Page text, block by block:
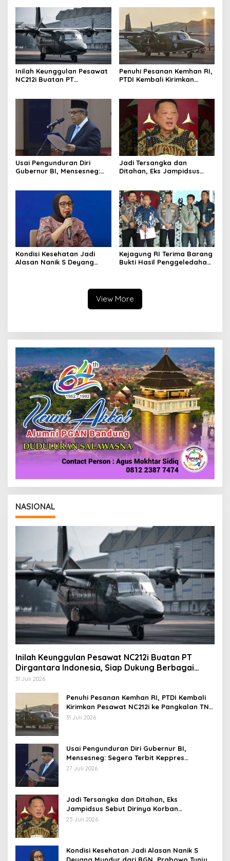
Inilah Keunggulan Pesawat
NC212i Buatan PT
Penuhi Pesanan Kemhan RI,
PTDI Kembali Kirimkan
Usai Pengunduran Diri
Gubernur BI, Mensesneg:
Jadi Tersangka dan
Ditahan, Eks Jampidsus
Kondisi Kesehatan Jadi
Alasan Nanik S Deyang
Kejagung RI Terima Barang
Bukti Hasil Penggeledahan
View More
NASIONAL
Inilah Keunggulan Pesawat NC212i Buatan PT
Dirgantara Indonesia, Siap Dukung Berbagai
Operasi TNI
31 Juli 2026
Penuhi Pesanan Kemhan RI, PTDI Kembali
Kirimkan Pesawat NC212i ke Pangkalan TNI
AU
31 Juli 2026
Usai Pengunduran Diri Gubernur BI,
Mensesneg: Segera Terbit Keppres
Pemberhentian dengan Hormat
27 Juli 2026
Jadi Tersangka dan Ditahan, Eks
Jampidsus Sebut Dirinya Korban
Kriminalisasi
25 Juli 2026
Kondisi Kesehatan Jadi Alasan Nanik S
Deyang Mundur dari BGN, Prabowo Tunjuk